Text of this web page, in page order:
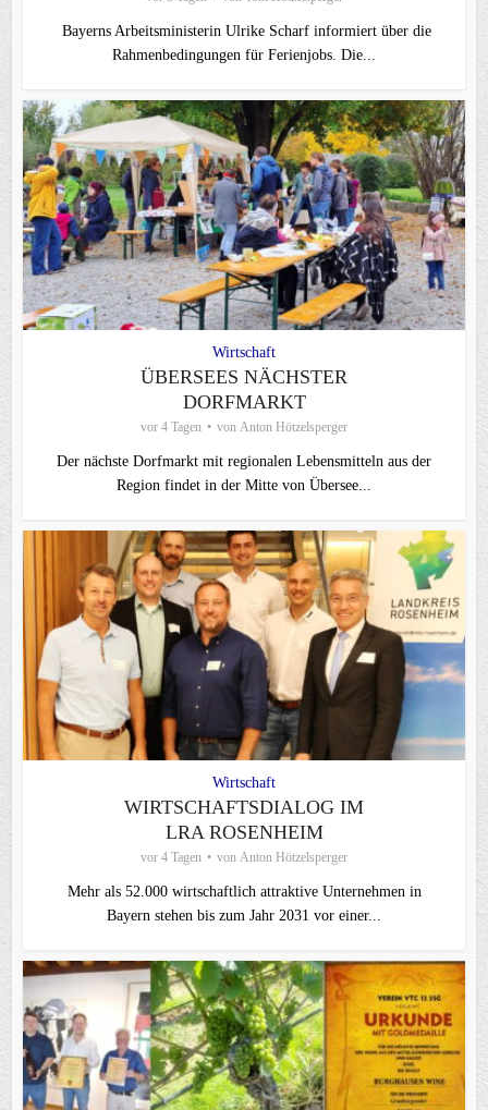
Bayerns Arbeitsministerin Ulrike Scharf informiert über die
Rahmenbedingungen für Ferienjobs. Die...
Wirtschaft
ÜBERSEES NÄCHSTER
DORFMARKT
vor 4 Tagen von Anton Hötzelsperger
Der nächste Dorfmarkt mit regionalen Lebensmitteln aus der
Region findet in der Mitte von Übersee...
Wirtschaft
WIRTSCHAFTSDIALOG IM
LRA ROSENHEIM
vor 4 Tagen von Anton Hötzelsperger
Mehr als 52.000 wirtschaftlich attraktive Unternehmen in
Bayern stehen bis zum Jahr 2031 vor einer...